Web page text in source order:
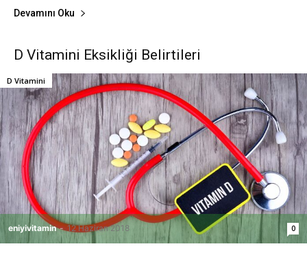
Devamını Oku
D Vitamini Eksikliği Belirtileri
eniyivitamin - 12 Haziran 2018 0
D Vitamini